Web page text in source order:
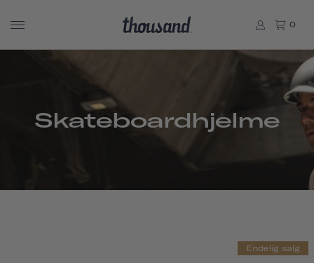
0
Skateboardhjelme
Endelig salg